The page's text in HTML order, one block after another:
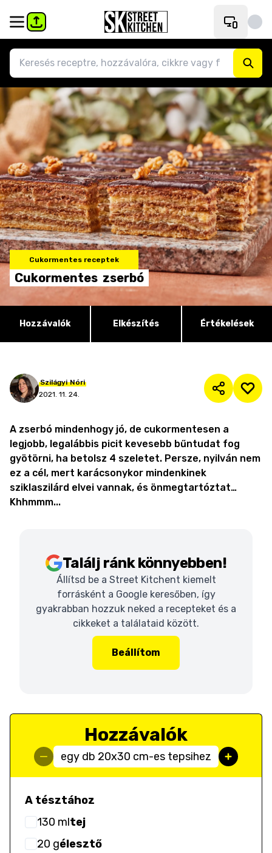
Cukormentes receptek
Cukormentes zserbó
Hozzávalók Elkészítés Értékelések
Szilágyi Nóri
2021. 11. 24.
A zserbó mindenhogy jó, de cukormentesen a
legjobb, legalábbis picit kevesebb bűntudat fog
gyötörni, ha betolsz 4 szeletet. Persze, nyilván nem
ez a cél, mert karácsonykor mindenkinek
sziklaszilárd elvei vannak, és önmegtartóztat…
Khhmmm...
Találj ránk könnyebben!
Állítsd be a Street Kitchent kiemelt
forrásként a Google keresőben, így
gyakrabban hozzuk neked a recepteket és a
cikkeket a találataid között.
Beállítom
Hozzávalók
egy db 20x30 cm-es tepsihez
A tésztához
130 mltej
20 gélesztő